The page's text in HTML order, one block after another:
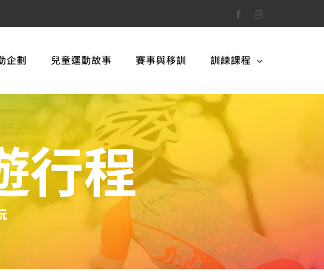
FacebookInstagram
企劃 兒童運動故事 賽事與移訓 訓練課程
行程